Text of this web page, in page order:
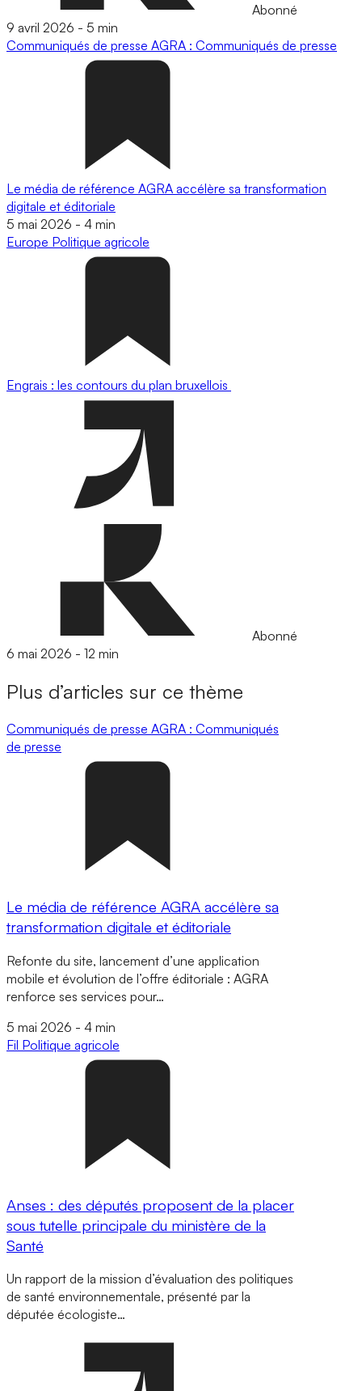
Abonné
9 avril 2026 - 5 min
Communiqués de presse AGRA : Communiqués de presse
Le média de référence AGRA accélère sa transformation
digitale et éditoriale
5 mai 2026 - 4 min
Europe Politique agricole
Engrais : les contours du plan bruxellois
Abonné
6 mai 2026 - 12 min
Plus d’articles sur ce thème
Communiqués de presse AGRA : Communiqués
de presse
Le média de référence AGRA accélère sa
transformation digitale et éditoriale
Refonte du site, lancement d’une application
mobile et évolution de l’offre éditoriale : AGRA
renforce ses services pour…
5 mai 2026 - 4 min
Fil Politique agricole
Anses : des députés proposent de la placer
sous tutelle principale du ministère de la
Santé
Un rapport de la mission d’évaluation des politiques
de santé environnementale, présenté par la
députée écologiste…